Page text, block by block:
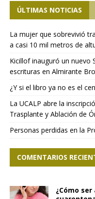
ÚLTIMAS NOTICIAS
La mujer que sobrevivió
a casi 10 mil metros de
Kicillof inauguró un nuevo
escrituras en Almirante
¿Y si el libro ya no es el
La UCALP abre la
Trasplante y Ablación de
Personas perdidas en la
COMENTARIOS
¿Cómo